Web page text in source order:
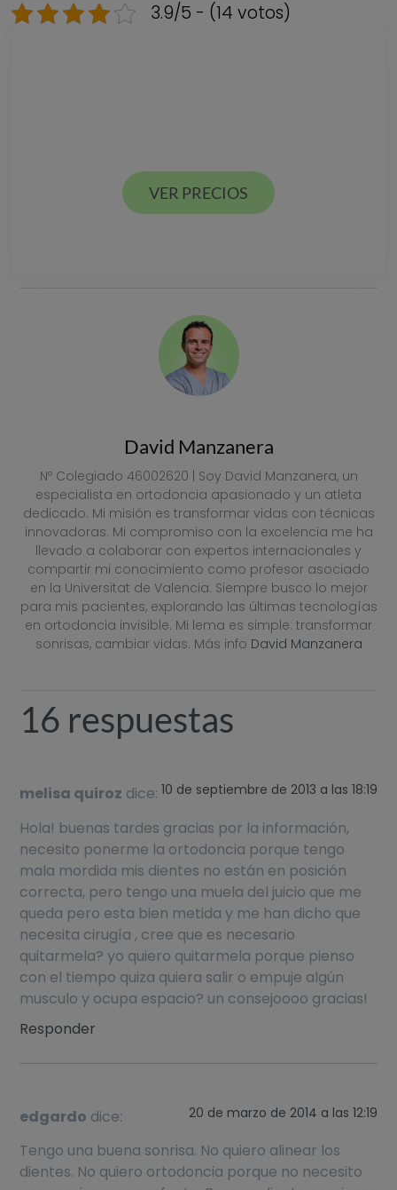
3.9/5 - (14 votos)
VER PRECIOS
David Manzanera
Nº Colegiado 46002620 | Soy David Manzanera, un
especialista en ortodoncia apasionado y un atleta
dedicado. Mi misión es transformar vidas con técnicas
innovadoras. Mi compromiso con la excelencia me ha
llevado a colaborar con expertos internacionales y
compartir mi conocimiento como profesor asociado
en la Universitat de Valencia. Siempre busco lo mejor
para mis pacientes, explorando las últimas tecnologías
en ortodoncia invisible. Mi lema es simple: transformar
sonrisas, cambiar vidas. Más info David Manzanera
16 respuestas
melisa quiroz dice: 10 de septiembre de 2013 a las 18:19
Hola! buenas tardes gracias por la información,
necesito ponerme la ortodoncia porque tengo
mala mordida mis dientes no están en posición
correcta, pero tengo una muela del juicio que me
queda pero esta bien metida y me han dicho que
necesita cirugía , cree que es necesario
quitarmela? yo quiero quitarmela porque pienso
con el tiempo quiza quiera salir o empuje algún
musculo y ocupa espacio? un consejoooo gracias!
Responder
edgardo dice: 20 de marzo de 2014 a las 12:19
Tengo una buena sonrisa. No quiero alinear los
dientes. No quiero ortodoncia porque no necesito